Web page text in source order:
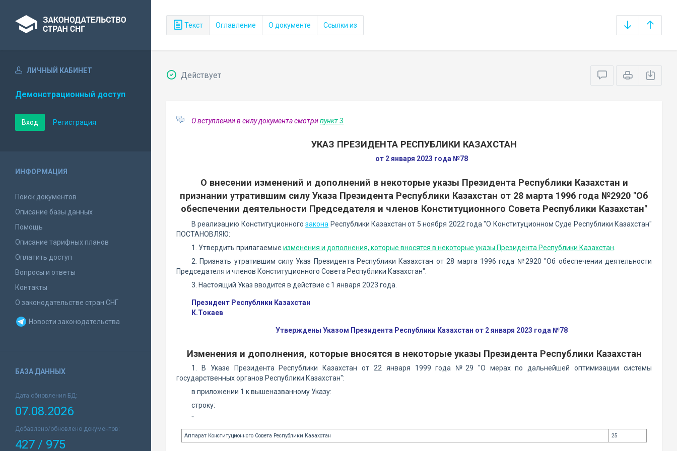
Текст Оглавление О документе Ссылки из
ЛИЧНЫЙ КАБИНЕТ
Демонстрационный доступ
Вход Регистрация
ИНФОРМАЦИЯ
Поиск документов
Описание базы данных
Помощь
Описание тарифных планов
Оплатить доступ
Вопросы и ответы
Контакты
О законодательстве стран СНГ
Новости законодательства
БАЗА ДАННЫХ
Дата обновления БД:
07.08.2026
Добавлено/обновлено документов:
427 / 975
Действует
О вступлении в силу документа смотрипункт 3
УКАЗ ПРЕЗИДЕНТА РЕСПУБЛИКИ КАЗАХСТАН
от 2 января 2023 года №78
О внесении изменений и дополнений в некоторые указы Президента Республики Казахстан и
признании утратившим силу Указа Президента Республики Казахстан от 28 марта 1996 года №2920 "Об
обеспечении деятельности Председателя и членов Конституционного Совета Республики Казахстан"
В реализацию Конституционногозакона Республики Казахстан от 5 ноября 2022 года "О Конституционном Суде Республики Казахстан"
ПОСТАНОВЛЯЮ:
1. Утвердить прилагаемые изменения и дополнения, которые вносятся в некоторые указы Президента Республики Казахстан
2. Признать утратившим силу Указ Президента Республики Казахстан от 28 марта 1996 года №2920 "Об обеспечении деятельности
Председателя и членов Конституционного Совета Республики Казахстан".
3. Настоящий Указ вводится в действие с 1 января 2023 года.
Президент Республики Казахстан
К.Токаев
Утверждены Указом Президента Республики Казахстан от 2 января 2023 года №78
Изменения и дополнения, которые вносятся в некоторые указы Президента Республики Казахстан
1. В Указе Президента Республики Казахстан от 22 января 1999 года №29 "О мерах по дальнейшей оптимизации системы
государственных органов Республики Казахстан":
в приложении 1 к вышеназванному Указу:
строку:
"
Аппарат Конституционного Совета Республики Казахстан 25